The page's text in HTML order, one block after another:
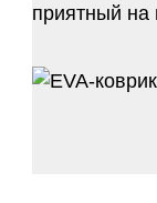
приятный на